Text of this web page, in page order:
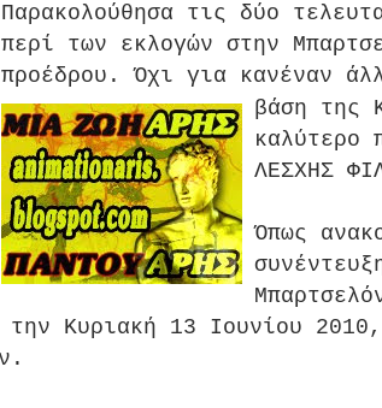
Παρακολούθησα τις δύο
περί των εκλογών στην
προέδρου. Όχι για κανέναν
βάση της
καλύτερο
ΛΕΣΧΗΣ
Όπως
την Κυριακή 13 Ιουνίου